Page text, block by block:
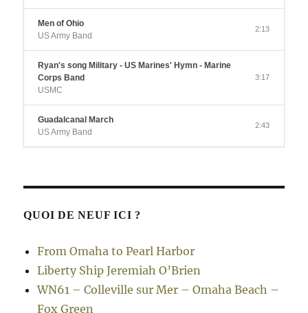
Men of Ohio
US Army Band
2:13
Ryan's song Military - US Marines' Hymn - Marine
Corps Band
USMC
3:17
Guadalcanal March
US Army Band
2:43
QUOI DE NEUF ICI ?
From Omaha to Pearl Harbor
Liberty Ship Jeremiah O’Brien
WN61 – Colleville sur Mer – Omaha Beach –
Fox Green